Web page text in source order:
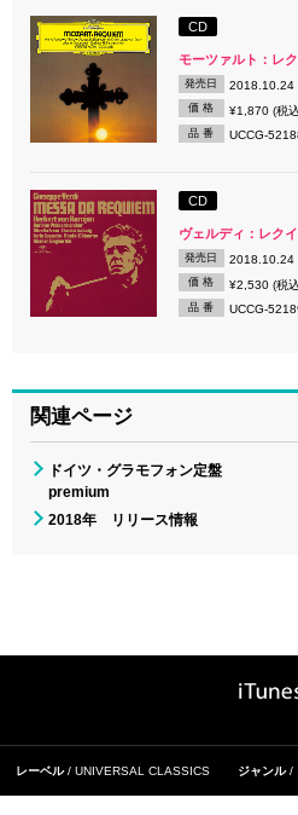
CD
モーツァルト：レ
発売日 2018.10.24
価 格 ¥1,870 (税
品 番 UCCG-
CD
ヴェルディ：レク
発売日 2018.10.24
価 格 ¥2,530 (税
品 番 UCCG-
関連ページ
ドイツ・グラモフォン定盤
premium
2018年 リリース情報
レーベル UNIVERSAL CLASSICS ジャンル